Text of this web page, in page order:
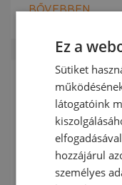
BŐVEBBEN
Teljes körű
az utógondozásig.
BŐVEBBEN
Ez a
Sütiket
látogatóink
hozzájárul
személyes